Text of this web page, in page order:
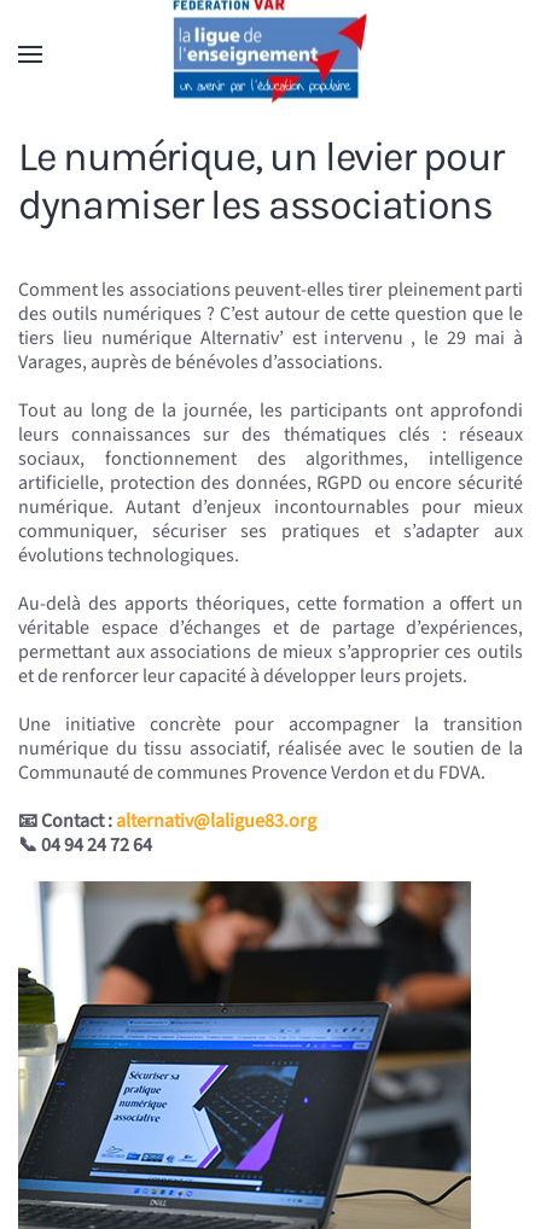
Accéder au contenu principal
Le numérique, un levier pour
dynamiser les associations
Comment les associations peuvent-elles tirer pleinement parti
des outils numériques ? C’est autour de cette question que le
tiers lieu numérique Alternativ’ est intervenu , le 29 mai à
Varages, auprès de bénévoles d’associations.
Tout au long de la journée, les participants ont approfondi
leurs connaissances sur des thématiques clés : réseaux
sociaux, fonctionnement des algorithmes, intelligence
artificielle, protection des données, RGPD ou encore sécurité
numérique. Autant d’enjeux incontournables pour mieux
communiquer, sécuriser ses pratiques et s’adapter aux
évolutions technologiques.
Au-delà des apports théoriques, cette formation a offert un
véritable espace d’échanges et de partage d’expériences,
permettant aux associations de mieux s’approprier ces outils
et de renforcer leur capacité à développer leurs projets.
Une initiative concrète pour accompagner la transition
numérique du tissu associatif, réalisée avec le soutien de la
Communauté de communes Provence Verdon et du FDVA.
📧 Contact :alternativ@laligue83.org
📞 04 94 24 72 64